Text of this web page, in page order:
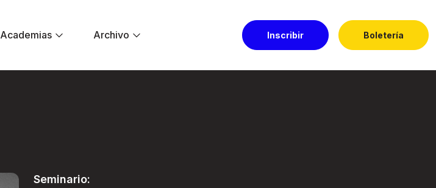
Academias Archivo Inscribir Boletería
Seminario: